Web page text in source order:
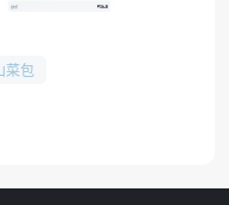
菜包